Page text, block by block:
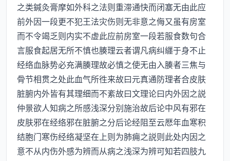
之类鍼灸膏摩如外科之法则重滞通快而闭塞无由此应
前外因一段更不犯王法灾伤则无非意之侮又虽有房室
而不令竭乏则内实不虚此应前房室一段若服食数句合
言服食起居无所不慎也腠理云者谓凡病纠纒于身不止
经络血脉势必充满腠理故必慎之使无由入腠者三焦与
骨节相贯之处此血气所徃来故曰元真通防理者合皮肤
脏腑内外皆有其理细而不紊故曰文理论曰内外因之説
仲景欲人知病之所感浅深分别施治故后论中风有邪在
皮肤邪在经络邪在脏腑之分后论经阻至云厯年血寒积
结胞门寒伤经络凝坚在上则为肺痈之説则此处内因之
意不从内伤外感为辨而从病之浅深为辨可知若四肢九